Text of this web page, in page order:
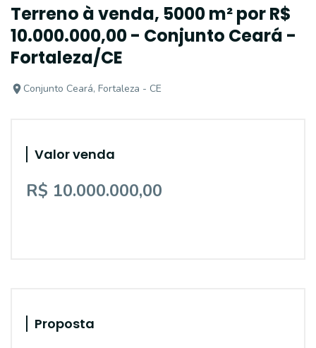
Terreno à venda, 5000 m² por R$
10.000.000,00 - Conjunto Ceará -
Fortaleza/CE
Conjunto Ceará, Fortaleza - CE
Valor venda
R$ 10.000.000,00
Proposta